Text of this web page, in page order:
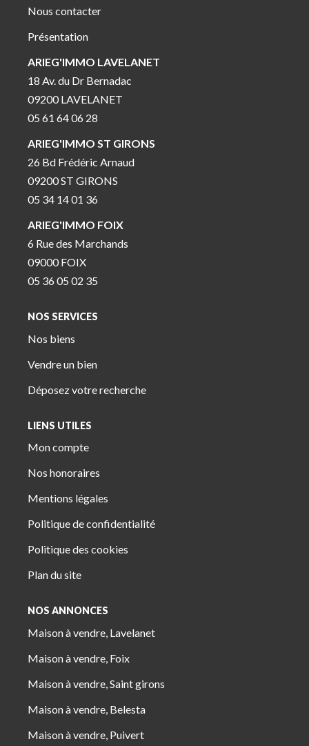
Nous contacter
Présentation
ARIEG'IMMO LAVELANET
18 Av. du Dr Bernadac
09200 LAVELANET
05 61 64 06 28
ARIEG'IMMO ST GIRONS
26 Bd Frédéric Arnaud
09200 ST GIRONS
05 34 14 01 36
ARIEG'IMMO FOIX
6 Rue des Marchands
09000 FOIX
05 36 05 02 35
NOS SERVICES
Nos biens
Vendre un bien
Déposez votre recherche
LIENS UTILES
Mon compte
Nos honoraires
Mentions légales
Politique de confidentialité
Politique des cookies
Plan du site
NOS ANNONCES
Maison à vendre, Lavelanet
Maison à vendre, Foix
Maison à vendre, Saint girons
Maison à vendre, Belesta
Maison à vendre, Puivert